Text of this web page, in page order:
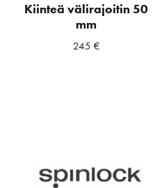
Kiinteä välirajoitin 50
mm
245 €